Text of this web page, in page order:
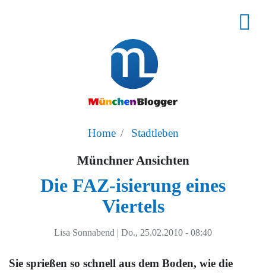
Home Stadtleben
Münchner Ansichten
Die FAZ-isierung eines
Viertels
Lisa Sonnabend | Do., 25.02.2010 - 08:40
Sie sprießen so schnell aus dem Boden, wie die